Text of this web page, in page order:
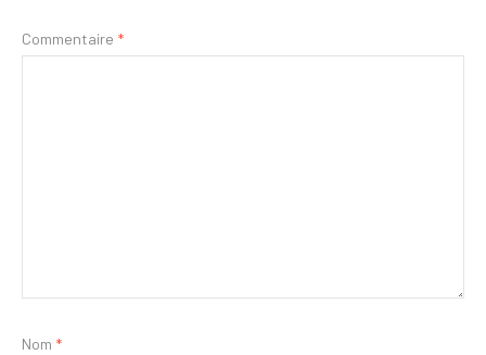
Commentaire *
Nom *